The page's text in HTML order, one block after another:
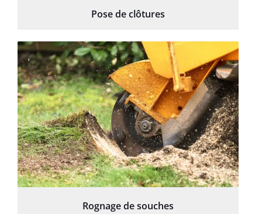
Pose de clôtures
Rognage de souches